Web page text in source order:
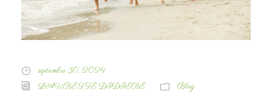
septembre 30, 2024
LAURETTE DIDIERE
Blog